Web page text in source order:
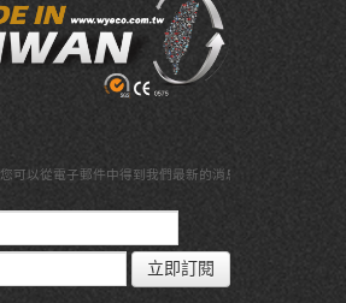
您可以從電子郵件中得到我們最新的消息與資訊
立即訂閱